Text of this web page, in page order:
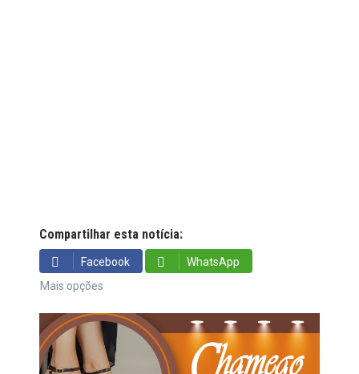
Compartilhar esta notícia:
Facebook
WhatsApp
Mais opções